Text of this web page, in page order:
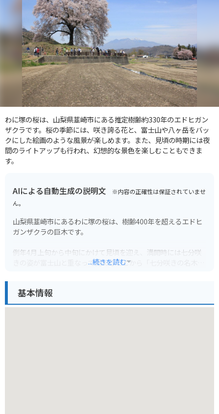
わに塚の桜は、山梨県韮崎市にある推定樹齢約330年のエドヒガン
ザクラです。桜の季節には、咲き誇る花と、富士山や八ヶ岳をバッ
クにした絵画のような風景が楽しめます。また、見頃の時期には夜
間のライトアップも行われ、幻想的な景色を楽しむこともできま
す。
AIによる自動生成の説明文 ※内容の正確性は保証されていませ
ん。
山梨県韮崎市にあるわに塚の桜は、樹齢400年を超えるエドヒ
ガンザクラの巨木です。
例年4月上旬から中旬にかけて見頃を迎え、満開時には七分咲
きの姿が富士山と重なって見えることから「七分咲きの名木」
周囲は桃畑が広がり、ピンク色の絨毯と桜の淡いピンク色との
コントラストも美しく、多くの写真愛好家も訪れます。
...続きを読む
基本情報